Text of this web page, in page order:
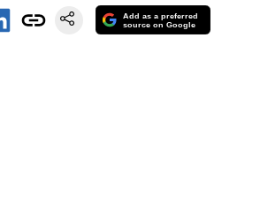
Add as a preferred
source on Google